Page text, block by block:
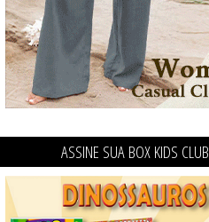
ASSINE SUA BOX KIDS CLUB